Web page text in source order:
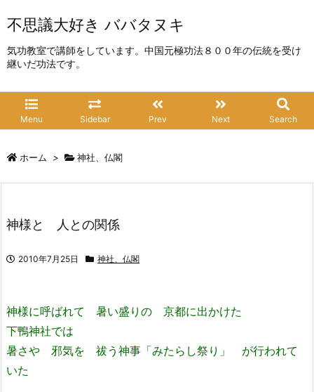
不思議大好き ババタヌキ
気功教室で講師をしています。中国元極功法８００年の伝統を受け
継いだ功法です。
Menu Sidebar Prev Next Search
ホーム > 神社、仏閣
神様と 人との関係
2010年7月25日 神社、仏閣
神様に呼ばれて 暑い盛りの 京都に出かけた
下鴨神社では
暑さや 邪気を 祓う神事「みたらし祭り」 が行われて
いた